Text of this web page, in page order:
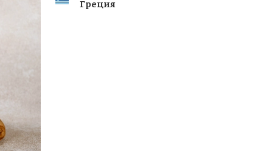
Греция